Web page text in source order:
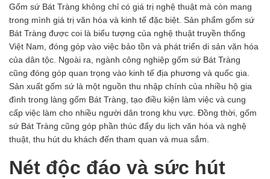
Gốm sứ Bát Tràng không chỉ có giá trị nghệ thuật mà còn mang
trong mình giá trị văn hóa và kinh tế đặc biệt. Sản phẩm gốm sứ
Bát Tràng được coi là biểu tượng của nghệ thuật truyền thống
Việt Nam, đóng góp vào việc bảo tồn và phát triển di sản văn hóa
của dân tộc. Ngoài ra, ngành công nghiệp gốm sứ Bát Tràng
cũng đóng góp quan trọng vào kinh tế địa phương và quốc gia.
Sản xuất gốm sứ là một nguồn thu nhập chính của nhiều hộ gia
đình trong làng gốm Bát Tràng, tạo điều kiện làm việc và cung
cấp việc làm cho nhiều người dân trong khu vực. Đồng thời, gốm
sứ Bát Tràng cũng góp phần thúc đẩy du lịch văn hóa và nghệ
thuật, thu hút du khách đến tham quan và mua sắm.
Nét độc đáo và sức hút